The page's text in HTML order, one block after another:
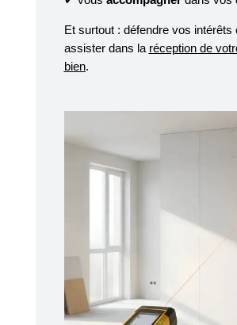
Et surtout : défendre vos intérêts
assister dans la réception de
bien.